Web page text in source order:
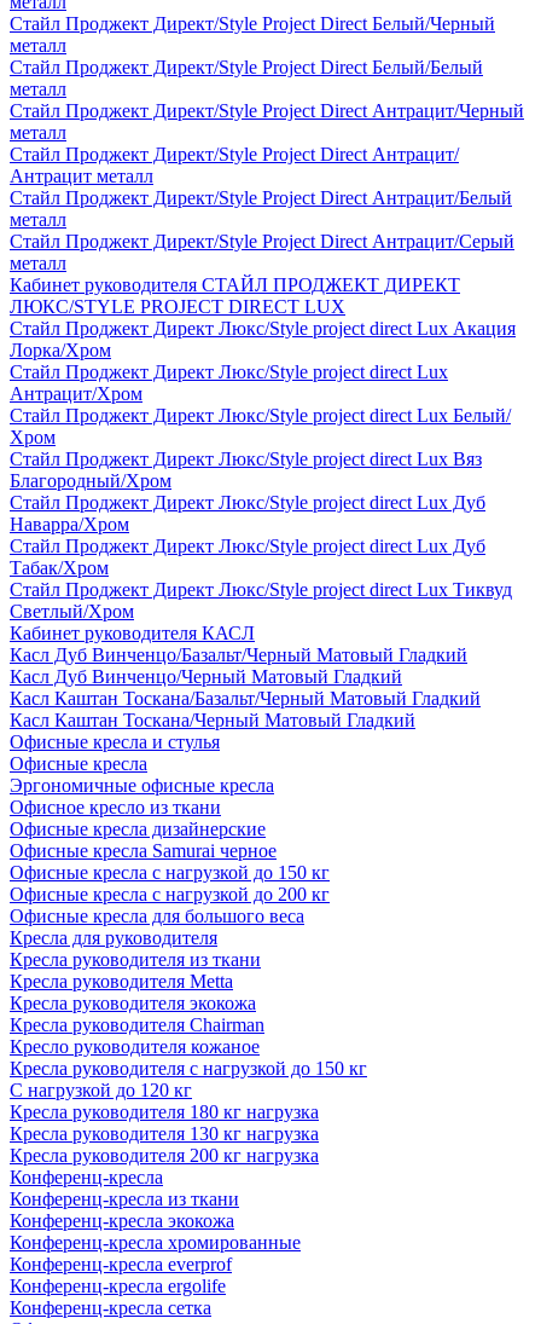
Стайл Проджект Директ/Style Project Direct Белый/Черный
металл
Стайл Проджект Директ/Style Project Direct Белый/Белый
металл
Стайл Проджект Директ/Style Project Direct Антрацит/Черный
металл
Стайл Проджект Директ/Style Project Direct Антрацит/
Антрацит металл
Стайл Проджект Директ/Style Project Direct Антрацит/Белый
металл
Стайл Проджект Директ/Style Project Direct Антрацит/Серый
металл
Кабинет руководителя СТАЙЛ ПРОДЖЕКТ ДИРЕКТ
ЛЮКС/STYLE PROJECT DIRECT LUX
Стайл Проджект Директ Люкс/Style project direct Lux Акация
Лорка/Хром
Стайл Проджект Директ Люкс/Style project direct Lux
Антрацит/Хром
Стайл Проджект Директ Люкс/Style project direct Lux Белый/
Хром
Стайл Проджект Директ Люкс/Style project direct Lux Вяз
Благородный/Хром
Стайл Проджект Директ Люкс/Style project direct Lux Дуб
Наварра/Хром
Стайл Проджект Директ Люкс/Style project direct Lux Дуб
Табак/Хром
Стайл Проджект Директ Люкс/Style project direct Lux Тиквуд
Светлый/Хром
Кабинет руководителя КАСЛ
Касл Дуб Винченцо/Базальт/Черный Матовый Гладкий
Касл Дуб Винченцо/Черный Матовый Гладкий
Касл Каштан Тоскана/Базальт/Черный Матовый Гладкий
Касл Каштан Тоскана/Черный Матовый Гладкий
Офисные кресла и стулья
Офисные кресла
Эргономичные офисные кресла
Офисное кресло из ткани
Офисные кресла дизайнерские
Офисные кресла Samurai черное
Офисные кресла с нагрузкой до 150 кг
Офисные кресла с нагрузкой до 200 кг
Офисные кресла для большого веса
Кресла для руководителя
Кресла руководителя из ткани
Кресла руководителя Metta
Кресла руководителя экокожа
Кресла руководителя Chairman
Кресло руководителя кожаное
Кресла руководителя с нагрузкой до 150 кг
С нагрузкой до 120 кг
Кресла руководителя 180 кг нагрузка
Кресла руководителя 130 кг нагрузка
Кресла руководителя 200 кг нагрузка
Конференц-кресла
Конференц-кресла из ткани
Конференц-кресла экокожа
Конференц-кресла хромированные
Конференц-кресла everprof
Конференц-кресла ergolife
Конференц-кресла сетка